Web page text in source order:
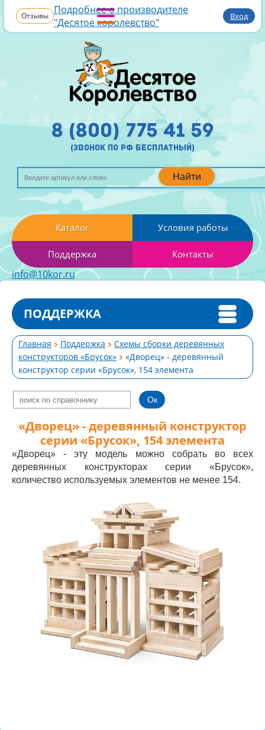
Отзывы Подробнее о производителе
"Десятое королевство"
Вход
Найти
8 (800) 775 41 59
(звонок по рф бесплатный)
Каталог Условия работы
Поддержка Контакты
info@10kor.ru
ПОДДЕРЖКА
Главная Поддержка
Схемы сборки деревянных
конструкторов «Брусок»
«Дворец» - деревянный
конструктор серии «Брусок», 154 элемента
«Дворец» - деревянный конструктор
серии «Брусок», 154 элемента
«Дворец» - эту модель можно собрать во всех
деревянных конструкторах серии «Брусок»,
количество используемых элементов не менее 154.